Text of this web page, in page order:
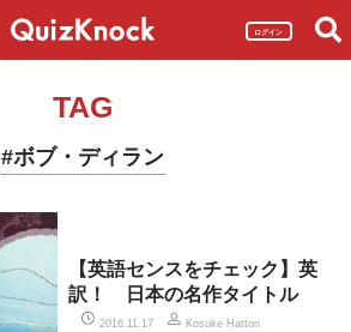
ログイン
TAG
#ボブ・ディラン
【英語センスをチェック】英
訳！ 日本の名作タイトル
2016.11.17 Kosuke Hattori